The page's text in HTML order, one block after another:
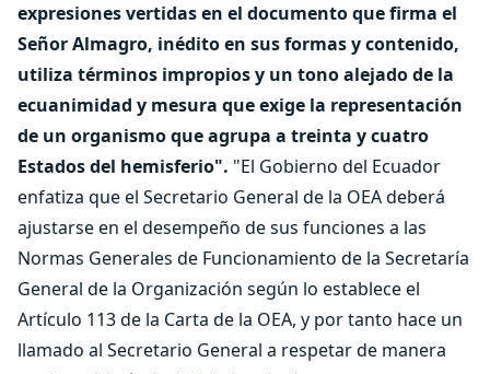
expresiones vertidas en el documento que firma el
Señor Almagro, inédito en sus formas y contenido,
utiliza términos impropios y un tono alejado de la
ecuanimidad y mesura que exige la representación
de un organismo que agrupa a treinta y cuatro
Estados del hemisferio". "El Gobierno del Ecuador
enfatiza que el Secretario General de la OEA deberá
ajustarse en el desempeño de sus funciones a las
Normas Generales de Funcionamiento de la Secretaría
General de la Organización según lo establece el
Artículo 113 de la Carta de la OEA, y por tanto hace un
llamado al Secretario General a respetar de manera